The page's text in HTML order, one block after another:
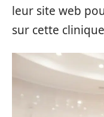
leur site web
sur cette